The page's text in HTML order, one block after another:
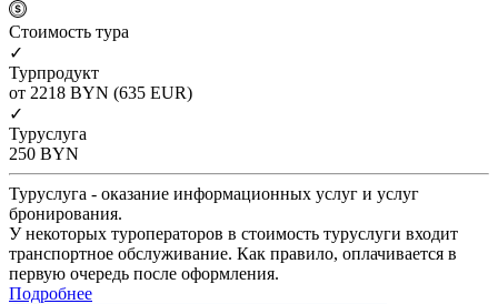
Cтоимость тура
✓
Турпродукт
от 2218 BYN (635 EUR)
✓
Туруслуга
250 BYN
Туруслуга - оказание информационных услуг и услуг
бронирования.
У некоторых туроператоров в стоимость туруслуги входит
транспортное обслуживание. Как правило, оплачивается в
первую очередь после оформления.
Подробнее